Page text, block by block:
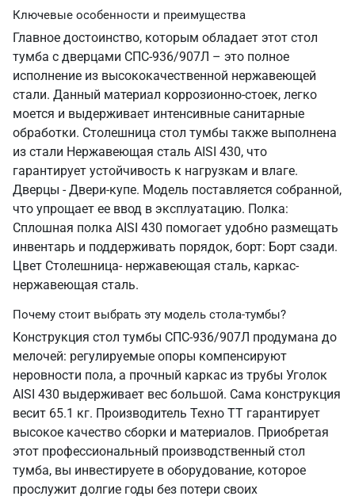
Ключевые особенности и преимущества
Главное достоинство, которым обладает этот стол
тумба с дверцами СПС-936/907Л – это полное
исполнение из высококачественной нержавеющей
стали. Данный материал коррозионно-стоек, легко
моется и выдерживает интенсивные санитарные
обработки. Столешница стол тумбы также выполнена
из стали Нержавеющая сталь AISI 430, что
гарантирует устойчивость к нагрузкам и влаге.
Дверцы - Двери-купе. Модель поставляется собранной,
что упрощает ее ввод в эксплуатацию. Полка:
Сплошная полка AISI 430 помогает удобно размещать
инвентарь и поддерживать порядок, борт: Борт сзади.
Цвет Столешница- нержавеющая сталь, каркас-
нержавеющая сталь.
Почему стоит выбрать эту модель стола-тумбы?
Конструкция стол тумбы СПС-936/907Л продумана до
мелочей: регулируемые опоры компенсируют
неровности пола, а прочный каркас из трубы Уголок
AISI 430 выдерживает вес большой. Сама конструкция
весит 65.1 кг. Производитель Техно ТТ гарантирует
высокое качество сборки и материалов. Приобретая
этот профессиональный производственный стол
тумба, вы инвестируете в оборудование, которое
прослужит долгие годы без потери своих